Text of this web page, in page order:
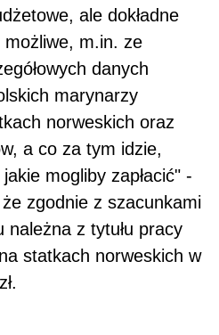
ale dokładne
możliwe, m.in. ze
danych
marynarzy
norweskich oraz
a co za tym idzie,
mogliby zapłacić" -
zgodnie z szacunkami
należna z tytułu pracy
statkach norweskich w